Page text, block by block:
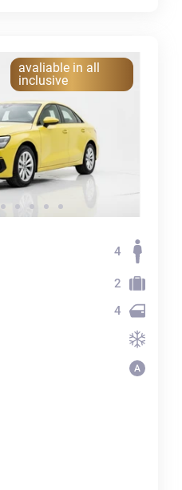
avaliable in all
inclusive
4
2
4